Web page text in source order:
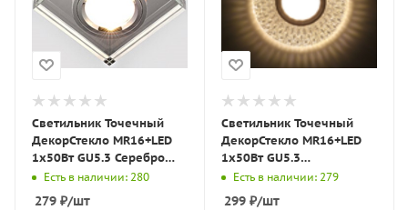
Светильник Точечный
ДекорСтекло MR16+LED
1х50Вт GU5.3 Серебро
90х90х20мм IP20 D0001L
Есть в наличии: 280
279 ₽/шт
Светильник Точечный
ДекорСтекло MR16+LED
1х50Вт GU5.3
Прозрачный D115х25мм
IP20 K1649 LBT
Есть в наличии: 279
299 ₽/шт